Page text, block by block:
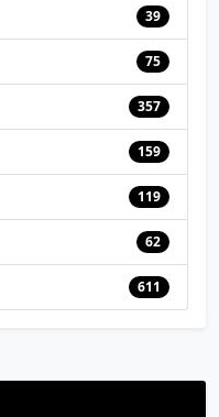
39
75
357
159
119
62
611